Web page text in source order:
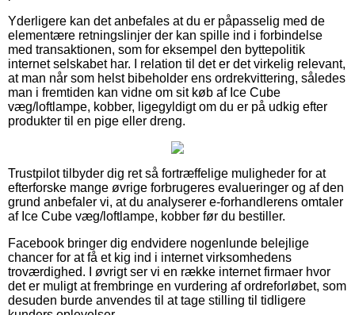
Yderligere kan det anbefales at du er påpasselig med de
elementære retningslinjer der kan spille ind i forbindelse
med transaktionen, som for eksempel den byttepolitik
internet selskabet har. I relation til det er det virkelig relevant,
at man når som helst bibeholder ens ordrekvittering, således
man i fremtiden kan vidne om sit køb af Ice Cube
væg/loftlampe, kobber, ligegyldigt om du er på udkig efter
produkter til en pige eller dreng.
Trustpilot tilbyder dig ret så fortræffelige muligheder for at
efterforske mange øvrige forbrugeres evalueringer og af den
grund anbefaler vi, at du analyserer e-forhandlerens omtaler
af Ice Cube væg/loftlampe, kobber før du bestiller.
Facebook bringer dig endvidere nogenlunde belejlige
chancer for at få et kig ind i internet virksomhedens
troværdighed. I øvrigt ser vi en række internet firmaer hvor
det er muligt at frembringe en vurdering af ordreforløbet, som
desuden burde anvendes til at tage stilling til tidligere